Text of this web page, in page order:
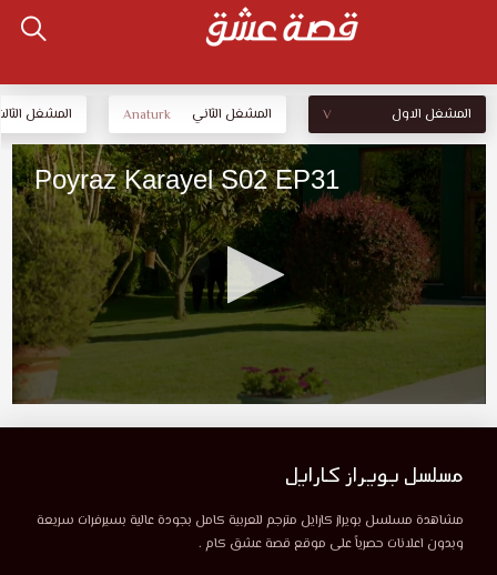
المشغل الاول V المشغل الثاني Anaturk المشغل
مسلسل بويراز كارايل
مشاهدة مسلسل بويراز كارايل مترجم للعربية كامل بجودة عالية بسيرفرات سريعة
وبدون اعلانات حصرياً على موقع قصة عشق كام .